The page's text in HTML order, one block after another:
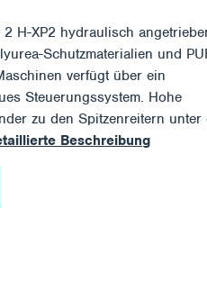
H-XP2 hydraulisch
Schutzmaterialien und
verfügt über ein
Steuerungssystem. Hohe
zu den Spitzenreitern unter
Beschreibung